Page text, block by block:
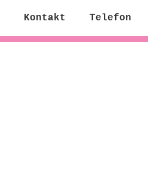
Kontakt Telefon